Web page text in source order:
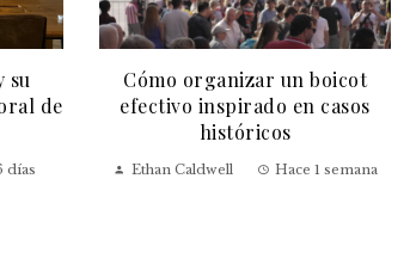
su
de
días
Cómo organizar un boicot
efectivo inspirado en casos
históricos
Ethan Caldwell Hace 1 semana